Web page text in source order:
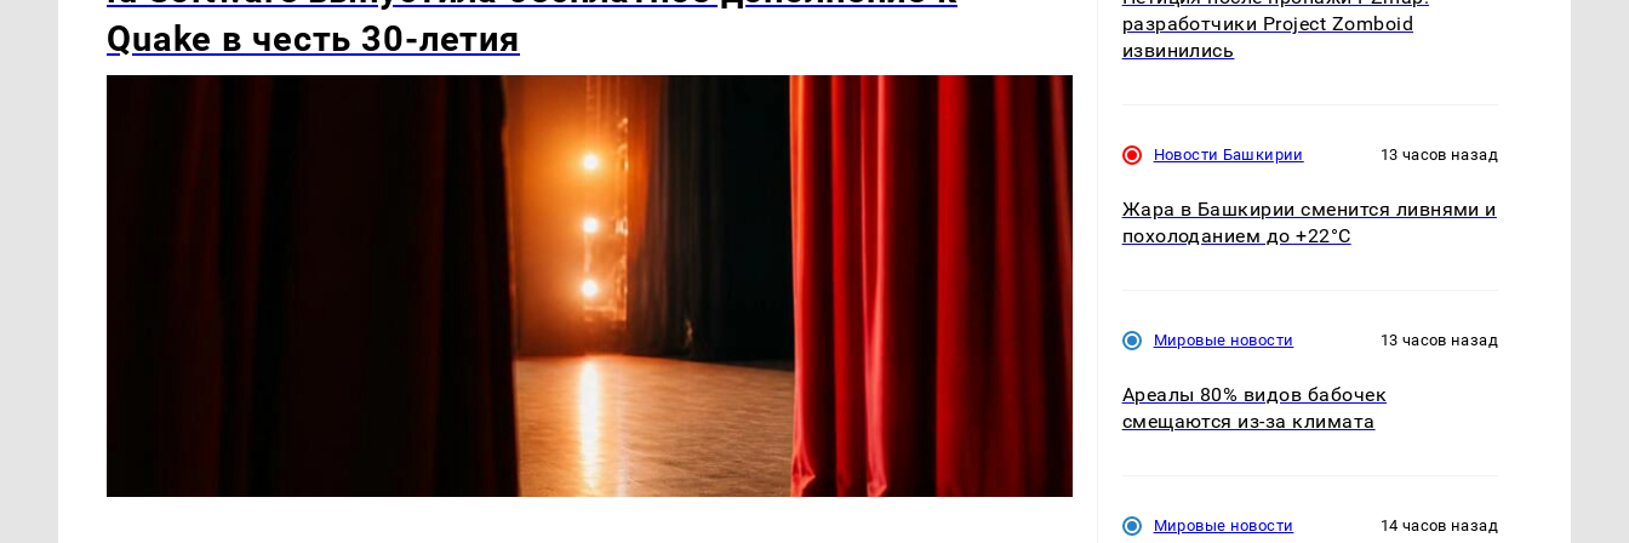
Quake в честь 30-летия
разработчики Project Zomboid
извинились
Новости Башкирии 13 часов назад
Жара в Башкирии сменится ливнями и
похолоданием до +22°C
Мировые новости 13 часов назад
Ареалы 80% видов бабочек
смещаются из-за климата
Мировые новости 14 часов назад